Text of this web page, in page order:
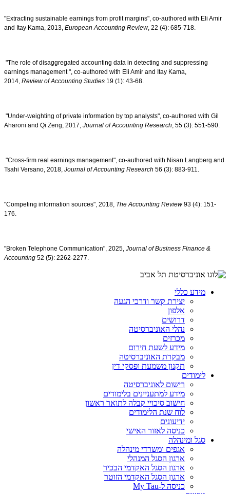
"Extracting sustainable earnings from profit margins", co-authored with Eli Amir
and Itay Kama, 2013, European Accounting Review, 22 (4): 685-718.
"The role of disaggregated accounting data in detecting and suppressing
earnings management ", co-authored with Eli Amir and Itay Kama,
2014, Review of Accounting Studies 19 (1): 43-68.
"Under-weighting of private information by top analysts", co-authored with Gil
Aharoni and Qi Zeng, 2017, Journal of Accounting Research , 55 (3): 551-590.
"Cross-firm real earnings management", co-authored with Nisan Langberg and
Tsahi Versano, 2018, Journal of Accounting Research 56 (3): 883-911.
"Competing information sources", 2018, The Accounting Review93 (4): 151-
176.
"Broken Telephone Communication", 2025, Journal of Business Finance &
Accounting 52 (5): 2262-2277.
מידע כללי
יצירת קשר ודרכי הגעה
אלפון
דרושים
נהלי האוניברסיטה
מכרזים
מידע לשעת חירום
מבקרת האוניברסיטה
תקנון משמעת ופסקי דין
לימודים
רישום לאוניברסיטה
מידע למתעניינים בלימודים
חישוב סיכויי קבלה לתואר ראשון
לוח שנת הלימודים
ידיעונים
כניסה לאזור האישי
סגל ומינהלה
אגפים ומשרדי מינהלה
ארגון הסגל המנהלי
ארגון הסגל האקדמי הבכיר
ארגון הסגל האקדמי הזוטר
כניסה ל-My Tau